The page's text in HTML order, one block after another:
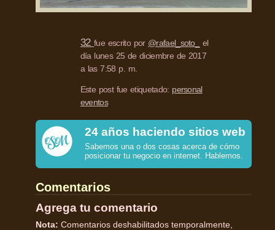
32fue escrito por @rafael_soto_
el
día lunes 25 de diciembre de 2017
a las 7:58 p. m.
Este post fue etiquetado: personal
eventos
24 años haciendo sitios web
Sabemos una o dos cosas acerca de cómo
posicionar tu negocio en internet. Hablemos.
Comentarios
Agrega tu comentario
Nota: Comentarios deshabilitados temporalmente,